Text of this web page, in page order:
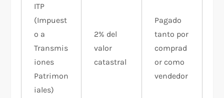
ITP
(Impuest
o a
Transmis
iones
Patrimon
iales)
2% del
valor
catastral
Pagado
tanto por
comprad
or como
vendedor